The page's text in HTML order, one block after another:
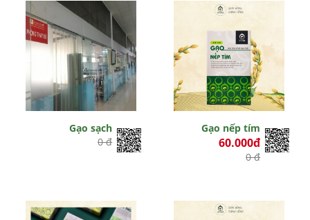
Gạo sạch
0 đ
Gạo nếp tím
60.000đ
0 đ